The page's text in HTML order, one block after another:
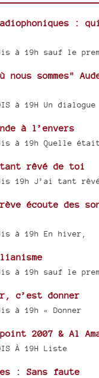
radiophoniques :
à 19h sauf le
nous sommes"
à 19H Un dialogue
à l’envers
à 19h Quelle
rêvé de toi
19h J’ai tant
écoute des
à 19h En hiver,
à 19h sauf le
c’est donner
à 19h « Donner
2007 & Al
À 19H Liste
: Sans faute